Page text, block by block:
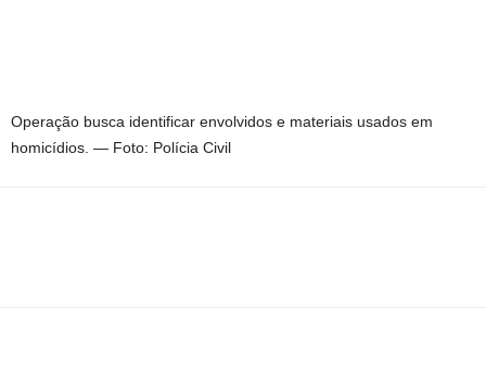
Operação busca identificar envolvidos e materiais usados em
homicídios. — Foto: Polícia Civil